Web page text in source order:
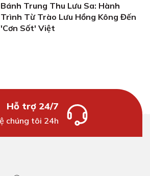
Bánh Trung Thu Lưu Sa: Hành
Trình Từ Trào Lưu Hồng Kông Đến
'Cơn Sốt' Việt
Hỗ trợ 24/7
chúng tôi 24h